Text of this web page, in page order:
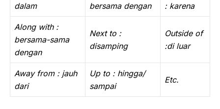
dalam
bersama dengan
: karena
Along with :
bersama-sama
dengan
Next to :
disamping
Outside of
:di luar
Away from : jauh
dari
Up to : hingga/
sampai
Etc.